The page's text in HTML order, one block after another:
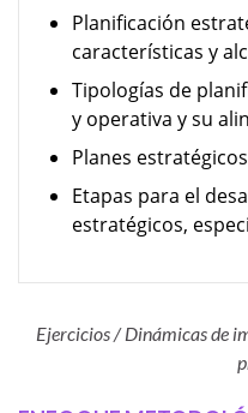
Planificación
características y
Tipologías de
y operativa y su
Planes
Etapas para el
estratégicos,
Ejercicios / Dinámicas de